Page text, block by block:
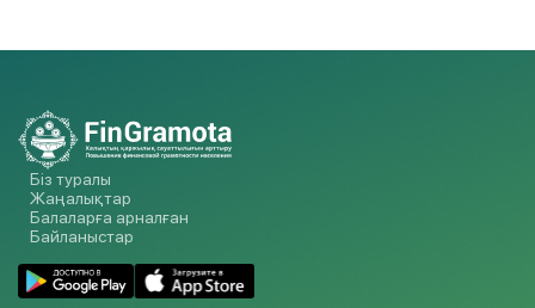
Біз туралы
Жаңалықтар
Балаларға арналған
Байланыстар